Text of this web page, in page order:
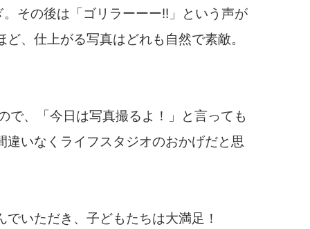
その後は「ゴリラーーー!!」という声が
、仕上がる写真はどれも自然で素敵。
で、「今日は写真撮るよ！」と言っても
いなくライフスタジオのおかげだと思
いただき、子どもたちは大満足！